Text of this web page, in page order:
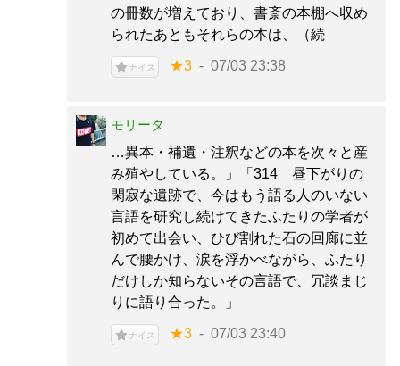
の冊数が増えており、書斎の本棚へ収め
られたあともそれらの本は、（続
ナイス ★3 07/03 23:38
モリータ
…異本・補遺・注釈などの本を次々と産
み殖やしている。」「314 昼下がりの
閑寂な遺跡で、今はもう語る人のいない
言語を研究し続けてきたふたりの学者が
初めて出会い、ひび割れた石の回廊に並
んで腰かけ、涙を浮かべながら、ふたり
だけしか知らないその言語で、冗談まじ
りに語り合った。」
ナイス ★3 07/03 23:40